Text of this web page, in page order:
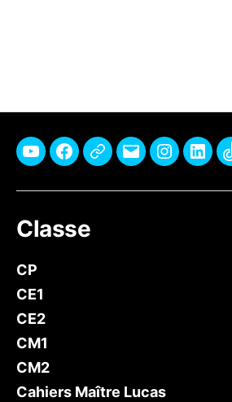
YoutubeFacebook
Pinterest
E-
Classe
CP
CE1
CE2
CM1
CM2
Cahiers Maître Lucas